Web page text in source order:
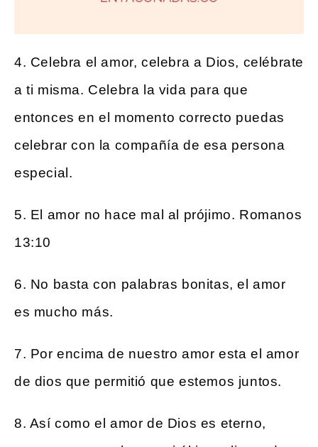
4. Celebra el amor, celebra a Dios, celébrate
a ti misma. Celebra la vida para que
entonces en el momento correcto puedas
celebrar con la compañía de esa persona
especial.
5. El amor no hace mal al prójimo. Romanos
13:10
6. No basta con palabras bonitas, el amor
es mucho más.
7. Por encima de nuestro amor esta el amor
de dios que permitió que estemos juntos.
8. Así como el amor de Dios es eterno,